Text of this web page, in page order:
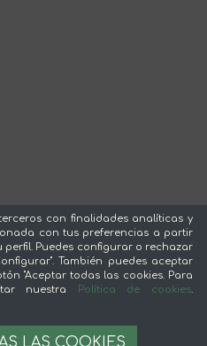
con finalidades analíticas y
con tus preferencias a partir
Puedes configurar o rechazar
También puedes aceptar
"Aceptar todas las cookies. Para
nuestra
Política de cookies.
LAS COOKIES